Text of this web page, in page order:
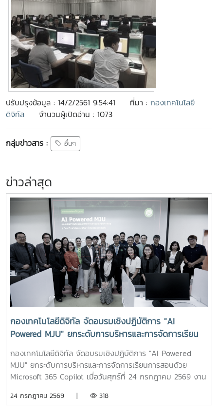
ปรับปรุงข้อมูล : 14/2/2561 9:54:41 ที่มา : กองเทคโนโลยี
ดิจิทัล
จำนวนผู้เปิดอ่าน : 1073
กลุ่มข่าวสาร : อื่นๆ
ข่าวล่าสุด
กองเทคโนโลยีดิจิทัล จัดอบรมเชิงปฏิบัติการ "AI
Powered MJU" ยกระดับการบริหารและการจัดการเรียน
การสอนด้วย Microsoft 365 Copilot
กองเทคโนโลยีดิจิทัล จัดอบรมเชิงปฏิบัติการ "AI Powered
MJU" ยกระดับการบริหารและการจัดการเรียนการสอนด้วย
Microsoft 365 Copilot เมื่อวันศุกร์ที่ 24 กรกฎาคม 2569 งาน
ดิจิทัล มหาวิทยาลัยแม่โจ้ จัดโครงการอบรมเชิงปฏิบัติการ "AI
24 กรกฎาคม 2569 | 318